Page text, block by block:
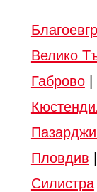
Велико
Габрово|
Пловдив
Силистра